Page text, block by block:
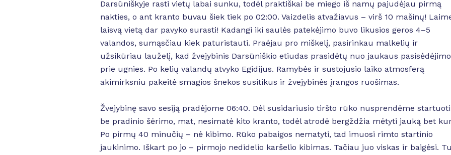
Darsūniškyje rasti vietų labai sunku, todėl praktiškai be miego iš namų pajudėjau pirmą
nakties, o ant kranto buvau šiek tiek po 02:00. Vaizdelis atvažiavus – virš 10 mašinų!
laisvą vietą dar pavyko surasti! Kadangi iki saulės patekėjimo buvo likusios geros 4–5
valandos, sumąsčiau kiek paturistauti. Praėjau pro miškelį, pasirinkau malkelių ir
užsikūriau lauželį, kad žvejybinis Darsūniškio etiudas prasidėtų nuo jaukaus pasisėdėjimo
prie ugnies. Po kelių valandų atvyko Egidijus. Ramybės ir sustojusio laiko atmosferą
akimirksniu pakeitė smagios šnekos susitikus ir žvejybinės įrangos ruošimas.
Žvejybinę savo sesiją pradėjome 06:40. Dėl susidariusio tiršto rūko nusprendėme startuoti
be pradinio šėrimo, mat, nesimatė kito kranto, todėl atrodė bergždžia mėtyti jauką bet
Po pirmų 40 minučių – nė kibimo. Rūko pabaigos nematyti, tad imuosi rimto startinio
jaukinimo. Iškart po jo – pirmojo nedidelio karšelio kibimas. Tačiau juo viskas ir baigėsi.